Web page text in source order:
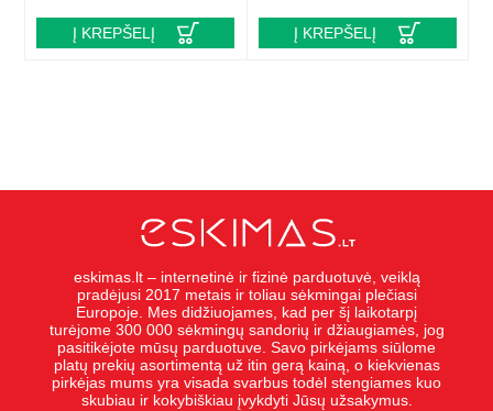
Į KREPŠELĮ Į KREPŠELĮ
eskimas.lt – internetinė ir fizinė parduotuvė, veiklą
pradėjusi 2017 metais ir toliau sėkmingai plečiasi
Europoje. Mes didžiuojames, kad per šį laikotarpį
turėjome 300 000 sėkmingų sandorių ir džiaugiamės, jog
pasitikėjote mūsų parduotuve. Savo pirkėjams siūlome
platų prekių asortimentą už itin gerą kainą, o kiekvienas
pirkėjas mums yra visada svarbus todėl stengiames kuo
skubiau ir kokybiškiau įvykdyti Jūsų užsakymus.